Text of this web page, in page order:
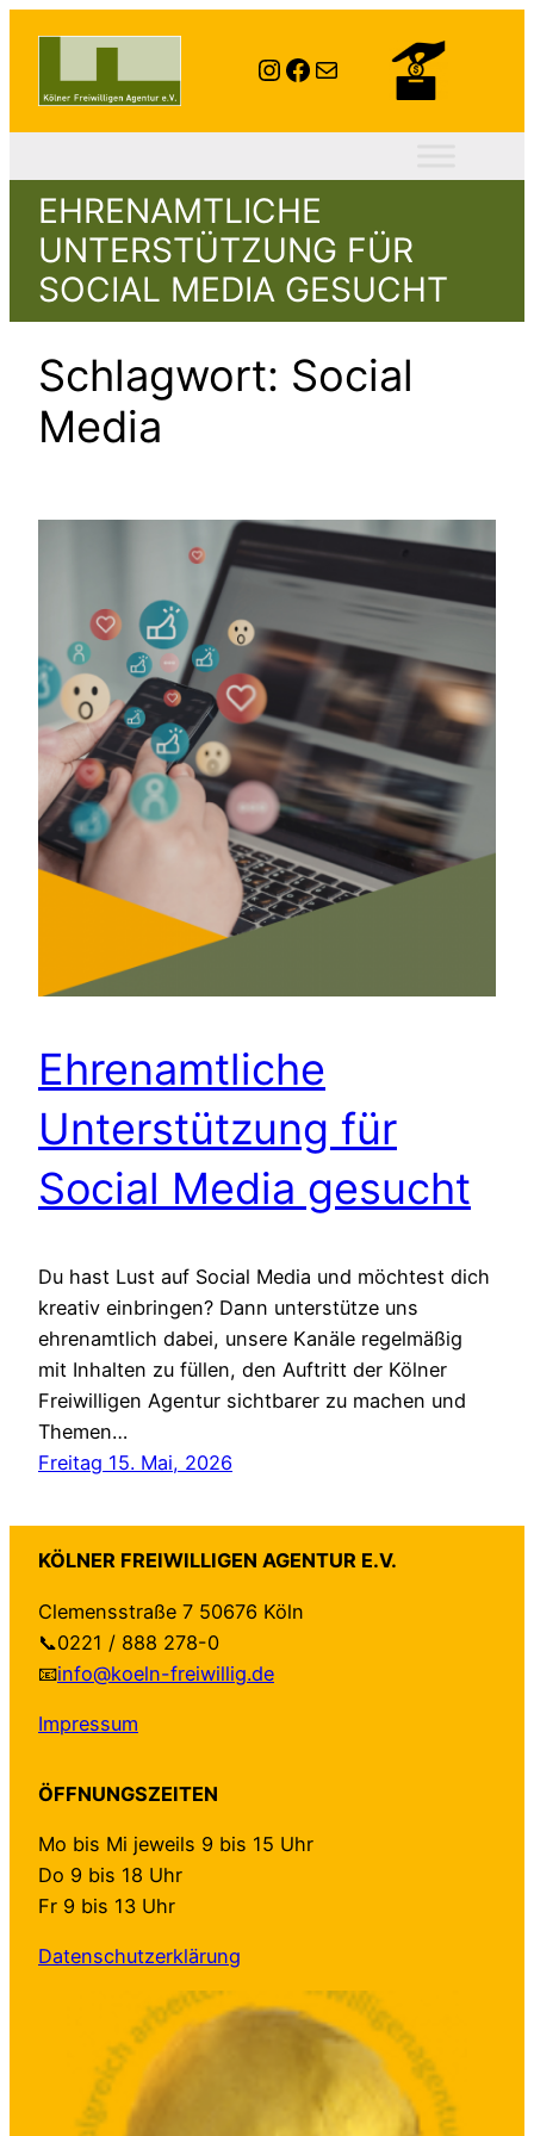
springen
Instagram
Facebook
E-Mail
EHRENAMTLICHE
UNTERSTÜTZUNG FÜR
SOCIAL MEDIA GESUCHT
Schlagwort: Social
Media
Ehrenamtliche
Unterstützung für
Social Media gesucht
Du hast Lust auf Social Media und möchtest dich
kreativ einbringen? Dann unterstütze uns
ehrenamtlich dabei, unsere Kanäle regelmäßig
mit Inhalten zu füllen, den Auftritt der Kölner
Freiwilligen Agentur sichtbarer zu machen und
Themen…
Freitag 15. Mai, 2026
KÖLNER FREIWILLIGEN AGENTUR E.V.
Clemensstraße 7 50676 Köln
📞0221 / 888 278-0
📧info@koeln-freiwillig.de
Impressum
ÖFFNUNGSZEITEN
Mo bis Mi jeweils 9 bis 15 Uhr
Do 9 bis 18 Uhr
Fr 9 bis 13 Uhr
Datenschutzerklärung